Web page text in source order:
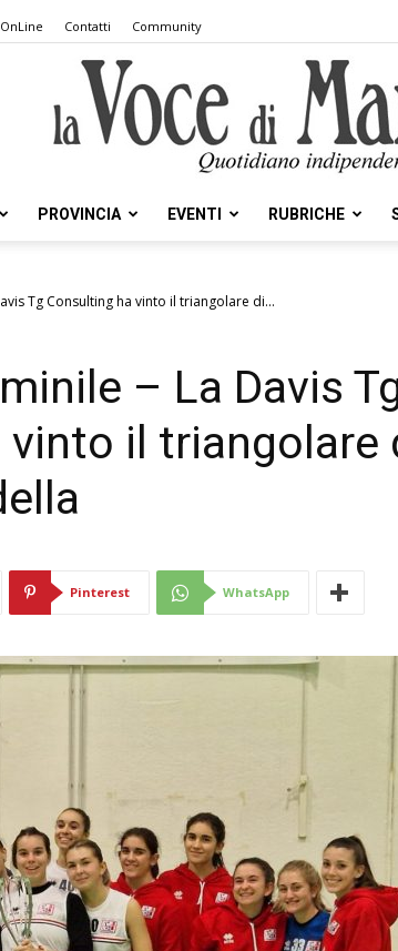
Contatti Community
Voce
Mantova
PROVINCIA EVENTI RUBRICHE
Tg Consulting ha vinto il triangolare di...
– La Davis
il triangolare
Pinterest WhatsApp